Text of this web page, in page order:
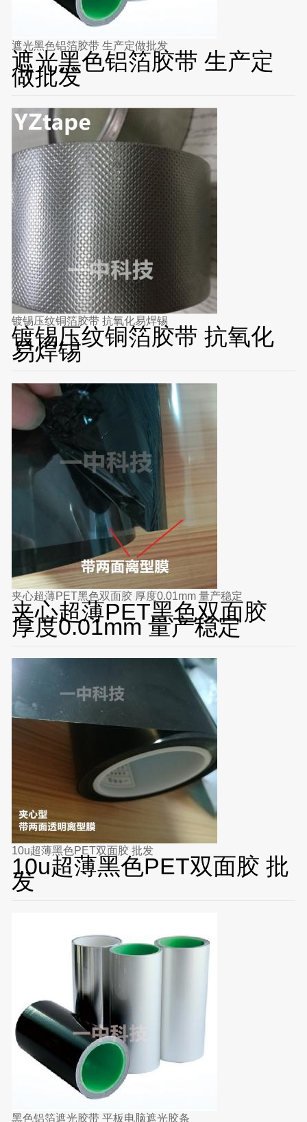
遮光黑色铝箔胶带 生产定做批发
遮光黑色铝箔胶带 生产定
做批发
镀锡压纹铜箔胶带 抗氧化易焊锡
镀锡压纹铜箔胶带 抗氧化
易焊锡
夹心超薄PET黑色双面胶 厚度0.01mm 量产稳定
夹心超薄PET黑色双面胶
厚度0.01mm 量产稳定
10u超薄黑色PET双面胶 批发
10u超薄黑色PET双面胶 批
发
黑色铝箔遮光胶带 平板电脑遮光胶条